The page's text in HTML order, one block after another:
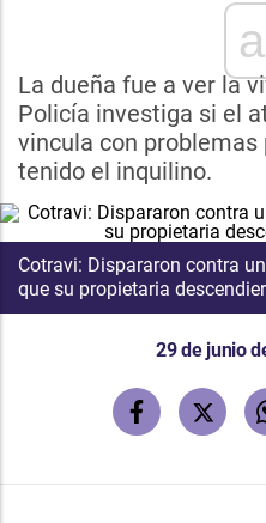
La dueña fue a ver la
Policía investiga si el
vincula con problemas
tenido el inquilino.
Cotravi: Dispararon contra
que su propietaria
29 de junio